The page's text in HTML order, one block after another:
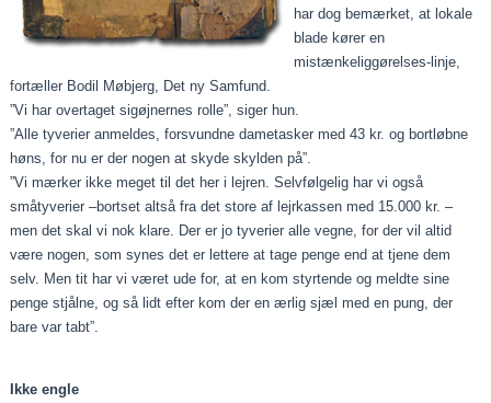
har dog bemærket, at lokale
blade kører en
mistænkeliggørelses-linje,
fortæller Bodil Møbjerg, Det ny Samfund.
”Vi har overtaget sigøjnernes rolle”, siger hun.
”Alle tyverier anmeldes, forsvundne dametasker med 43 kr. og bortløbne
høns, for nu er der nogen at skyde skylden på”.
”Vi mærker ikke meget til det her i lejren. Selvfølgelig har vi også
småtyverier –bortset altså fra det store af lejrkassen med 15.000 kr. –
men det skal vi nok klare. Der er jo tyverier alle vegne, for der vil altid
være nogen, som synes det er lettere at tage penge end at tjene dem
selv. Men tit har vi været ude for, at en kom styrtende og meldte sine
penge stjålne, og så lidt efter kom der en ærlig sjæl med en pung, der
bare var tabt”.
Ikke engle